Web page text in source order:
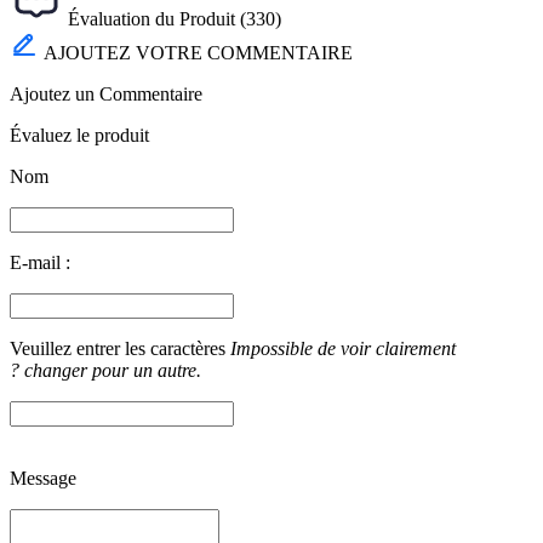
Évaluation du Produit (330)
AJOUTEZ VOTRE COMMENTAIRE
Ajoutez un Commentaire
Évaluez le produit
Nom
E-mail :
Veuillez entrer les caractères Impossible de voir clairement
? changer pour un autre.
Message